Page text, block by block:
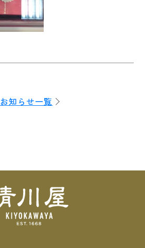
お知らせ一覧